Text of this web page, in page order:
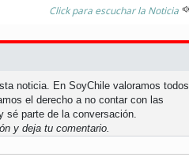
Click para escuchar la Noticia
noticia. En SoyChile valoramos todos
el derecho a no contar con las
sé parte de la conversación.
y deja tu comentario.